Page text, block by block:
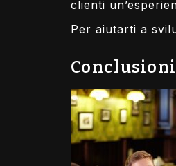
clienti
Per aiutarti a